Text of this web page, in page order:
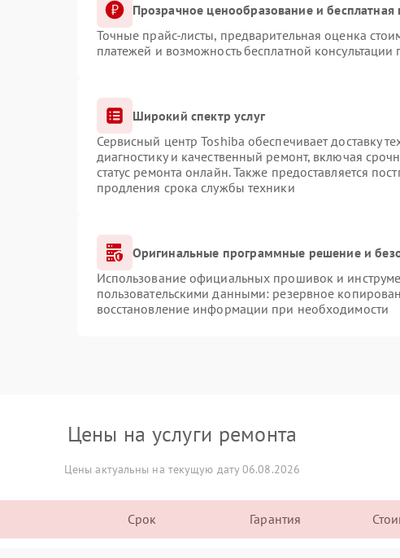
Прозрачное ценообразование и бесплатная
Точные прайс-листы, предварительная оценка
платежей и возможность бесплатной
Широкий спектр услуг
Сервисный центр Toshiba обеспечивает доставку
диагностику и качественный ремонт, включая
статус ремонта онлайн. Также предоставляется
продления срока службы техники
Оригинальные программные решение и
Использование официальных прошивок и
пользовательскими данными: резервное
восстановление информации при необходимости
Цены на услуги ремонта
Цены актуальны на текущую дату 06.08.2026
Срок Гарантия